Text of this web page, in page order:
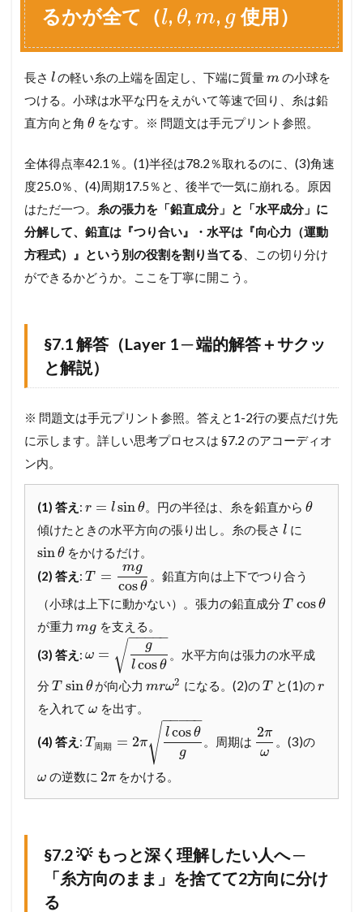
く
理
し
た
い
人
へ
─
対
度
の
向
き
と
「
消
ネ
ル
ギ
」
の
正
7
§
6
.
動
く
台
壁
─
床
ら
た
動
保
重
に
効
るかが全て（l, θ,m, g使用）
長さ lの軽い糸の上端を固定し、下端に質量mの小球を
つける。小球は水平な円をえがいて等速で回り、糸は鉛
直方向と角 θをなす。※ 問題文は手元プリント参照。
全体得点率42.1％。(1)半径は78.2％取れるのに、(3)角速
度25.0％、(4)周期17.5％と、後半で一気に崩れる。原因
はただ一つ。
糸の張力を「鉛直成分」と「水平成分」に
分解して、鉛直は『つり合い』・水平は『向心力（運動
方程式）』という別の役割を割り当てる 、この切り分け
ができるかどうか。ここを丁寧に開こう。
§7.1 解答（Layer 1 ─ 端的解答＋サクッ
と解説）
※ 問題文は手元プリント参照。答えと1-2行の要点だけ先
に示します。詳しい思考プロセスは §7.2 のアコーディオ
ン内。
(1) 答え :r = lsinθ。円の半径は、糸を鉛直から θ
傾けたときの水平方向の張り出し。糸の長さl に
sinθをかけるだけ。
(2) 答え :T =
mg
cosθ
。鉛直方向は上下でつり合う
（小球は上下に動かない）。張力の鉛直成分T cos θ
が重力mg を支える。
(3) 答え :ω =
g
lcosθ
− −
−−−
√ 。水平方向は張力の水平成
分T sin θが向心力 mrω2 になる。(2)のT と(1)のr
を入れてω を出す。
(4) 答え :T周期 = 2π
l cos θ
g
− −
−−−
√ 。周期は
2π
ω
。(3)の
ω の逆数に 2πをかける。
§7.2 💡 もっと深く理解したい人へ ─
「糸方向のまま」を捨てて2方向に分け
る